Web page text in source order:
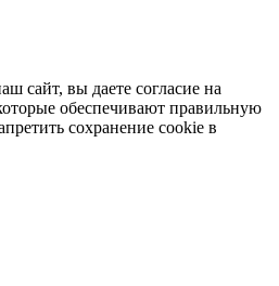
сайт, вы даете согласие на
обеспечивают правильную
сохранение cookie в